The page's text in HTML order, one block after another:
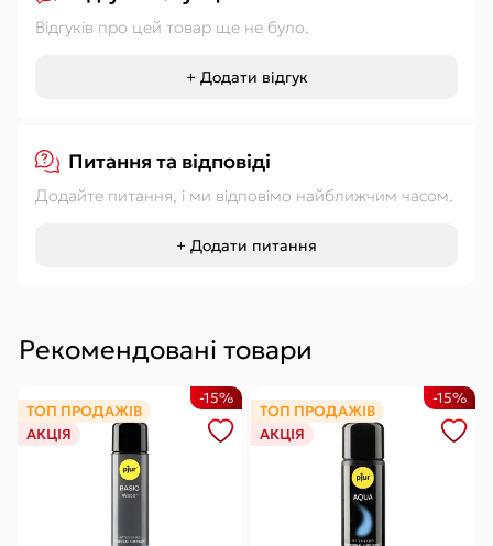
Відгуків про цей товар ще не було.
+ Додати відгук
Питання та відповіді
Додайте питання, і ми відповімо найближчим часом.
+ Додати питання
Рекомендовані товари
ТОП ПРОДАЖІВ
АКЦІЯ
-15%
ТОП ПРОДАЖІВ
АКЦІЯ
-15%